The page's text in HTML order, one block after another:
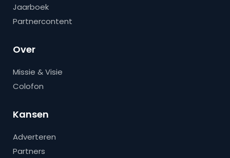
Jaarboek
Partnercontent
Over
Missie & Visie
Colofon
Kansen
Adverteren
Partners